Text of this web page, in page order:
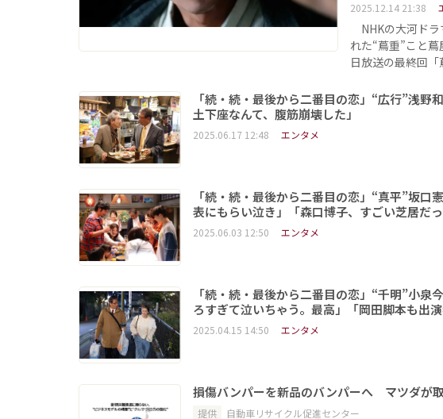
2025.12.14 21:38
NHKの大河ドラ
れた“蔦重”こと
日放送の最終回
「続・続・最後から二番目の恋」“広行”浅
土下座なんて、腹筋崩壊した」
2025.06.17 12:48 エンタメ
「続・続・最後から二番目の恋」“真平”坂
表にもらい泣き」「森口博子、すごい芝居だっ
2025.06.03 12:50 エンタメ
「続・続・最後から二番目の恋」“千明”小
ろすぎて泣いちゃう。最高」「岡田脚本も出演
2025.04.15 14:50 エンタメ
損傷バンパーを新品のバンパーへ マツダが取
提供
自動車リサイクル促進センター